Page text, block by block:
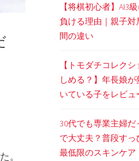
。
【将棋初心者】AI3
負ける理由｜親子対
間の違い
【トモダチコレク
しめる？】年長娘
いている子をレビュ
30代でも専業主婦
で大丈夫？普段す
最低限のスキンケア